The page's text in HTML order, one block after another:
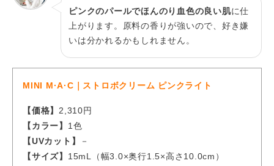
ピンクのパールでほんのり血色の良い肌に仕
上がります。原料の香りが強いので、好き嫌
いは分かれるかもしれません。
MINI M·A·C｜ストロボクリーム ピンクライト
【価格】 2,310円
【カラー】 1色
【UVカット】
－
【サイズ】 15mL（幅3.0×奥行1.5×高さ10.0cm）